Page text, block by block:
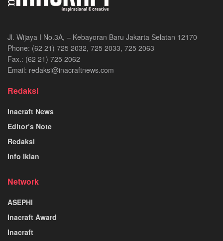
Jl. Wijaya I No.3A, – Kebayoran Baru Jakarta Selatan 12170
Phone: (62 21) 725 2032, 725 2033, 725 2063
Fax.: (62 21) 725 2062
Email: redaksi@inacraftnews.com
Redaksi
Inacraft News
Editor’s Note
Redaksi
Info Iklan
Network
ASEPHI
Inacraft Award
Inacraft